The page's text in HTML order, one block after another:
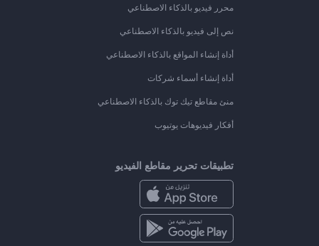
محرر فيديو بالذكاء الاصطناعي
نص إلى فيديو بالذكاء الاصطناعي
أداة إنشاء المواقع بالذكاء الاصطناعي
أداة إنشاء أسماء شركات
منئ مقاطع تيك توك بالذكاء الاصطناعي
أفكار فيديوهات يوتيوب
تطبيقات تحرير مقاطع الفيديو